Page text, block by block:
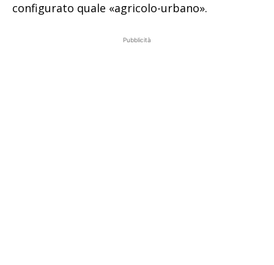
configurato quale «agricolo-urbano».
Pubblicità